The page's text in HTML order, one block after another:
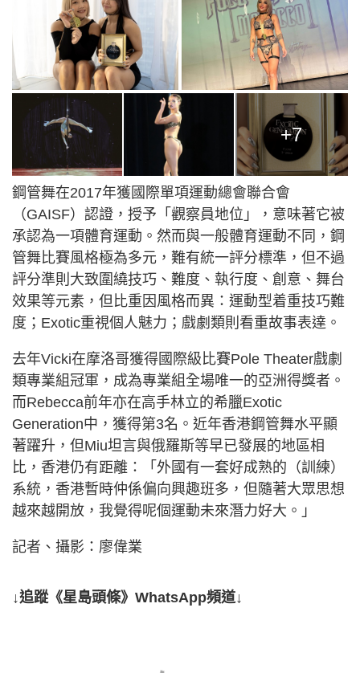
+7
鋼管舞在2017年獲國際單項運動總會聯合會
（GAISF）認證，授予「觀察員地位」，意味著它被
承認為一項體育運動。然而與一般體育運動不同，鋼
管舞比賽風格極為多元，難有統一評分標準，但不過
評分準則大致圍繞技巧、難度、執行度、創意、舞台
效果等元素，但比重因風格而異：運動型着重技巧難
度；Exotic重視個人魅力；戲劇類則看重故事表達。
去年Vicki在摩洛哥獲得國際級比賽Pole Theater戲劇
類專業組冠軍，成為專業組全場唯一的亞洲得獎者。
而Rebecca前年亦在高手林立的希臘Exotic
Generation中，獲得第3名。近年香港鋼管舞水平顯
著躍升，但Miu坦言與俄羅斯等早已發展的地區相
比，香港仍有距離：「外國有一套好成熟的（訓練）
系統，香港暫時仲係偏向興趣班多，但隨著大眾思想
越來越開放，我覺得呢個運動未來潛力好大。」
記者、攝影：廖偉業
↓追蹤《星島頭條》WhatsApp頻道↓